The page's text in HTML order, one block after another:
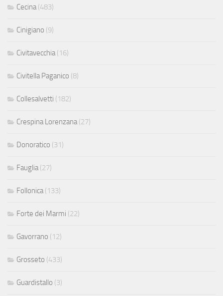
Cecina (483)
Cinigiano (9)
Civitavecchia (16)
Civitella Paganico (8)
Collesalvetti (182)
Crespina Lorenzana (27)
Donoratico (31)
Fauglia (27)
Follonica (133)
Forte dei Marmi (22)
Gavorrano (12)
Grosseto (433)
Guardistallo (3)